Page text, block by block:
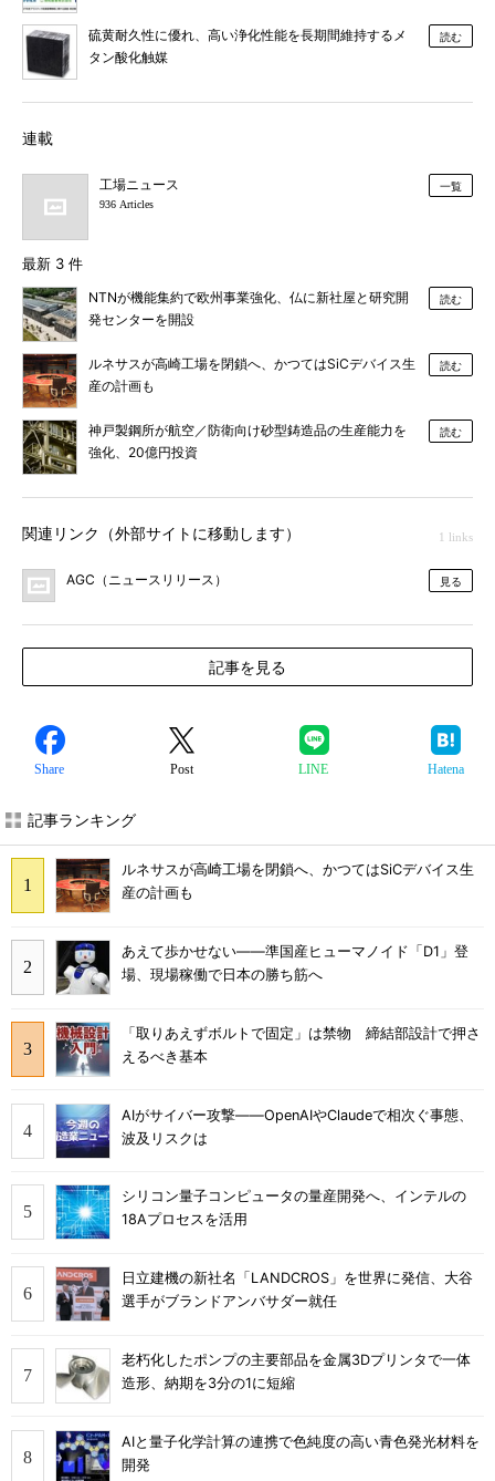
硫黄耐久性に優れ、高い浄化性能を長期間維持するメ
タン酸化触媒
読む
連載
工場ニュース
936 Articles
一覧
最新 3 件
NTNが機能集約で欧州事業強化、仏に新社屋と研究開
発センターを開設
読む
ルネサスが高崎工場を閉鎖へ、かつてはSiCデバイス生
産の計画も
読む
神戸製鋼所が航空／防衛向け砂型鋳造品の生産能力を
強化、20億円投資
読む
関連リンク（外部サイトに移動します） 1 links
AGC（ニュースリリース） 見る
記事を見る
Share Post LINE Hatena
記事ランキング
ルネサスが高崎工場を閉鎖へ、かつてはSiCデバイス生
産の計画も
あえて歩かせない――準国産ヒューマノイド「D1」登
場、現場稼働で日本の勝ち筋へ
「取りあえずボルトで固定」は禁物 締結部設計で押さ
えるべき基本
AIがサイバー攻撃――OpenAIやClaudeで相次ぐ事態、
波及リスクは
シリコン量子コンピュータの量産開発へ、インテルの
18Aプロセスを活用
日立建機の新社名「LANDCROS」を世界に発信、大谷
選手がブランドアンバサダー就任
老朽化したポンプの主要部品を金属3Dプリンタで一体
造形、納期を3分の1に短縮
AIと量子化学計算の連携で色純度の高い青色発光材料を
開発